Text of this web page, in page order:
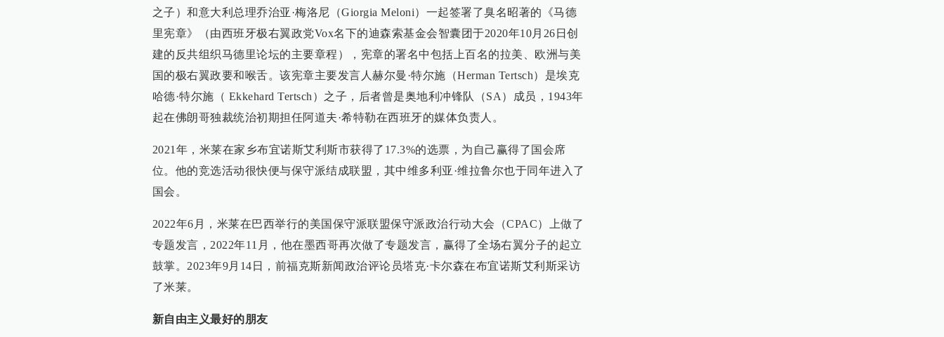
之子）和意大利总理乔治亚·梅洛尼（Giorgia Meloni）一起签署了臭名昭著的《马德
里宪章》（由西班牙极右翼政党Vox名下的迪森索基金会智囊团于2020年10月26日创
建的反共组织马德里论坛的主要章程），宪章的署名中包括上百名的拉美、欧洲与美
国的极右翼政要和喉舌。该宪章主要发言人赫尔曼·特尔施（Herman Tertsch）是埃克
哈德·特尔施（ Ekkehard Tertsch）之子，后者曾是奥地利冲锋队（SA）成员，1943年
起在佛朗哥独裁统治初期担任阿道夫·希特勒在西班牙的媒体负责人。
2021年，米莱在家乡布宜诺斯艾利斯市获得了17.3%的选票，为自己赢得了国会席
位。他的竞选活动很快便与保守派结成联盟，其中维多利亚·维拉鲁尔也于同年进入了
国会。
2022年6月，米莱在巴西举行的美国保守派联盟保守派政治行动大会（CPAC）上做了
专题发言，2022年11月，他在墨西哥再次做了专题发言，赢得了全场右翼分子的起立
鼓掌。2023年9月14日，前福克斯新闻政治评论员塔克·卡尔森在布宜诺斯艾利斯采访
了米莱。
新自由主义最好的朋友